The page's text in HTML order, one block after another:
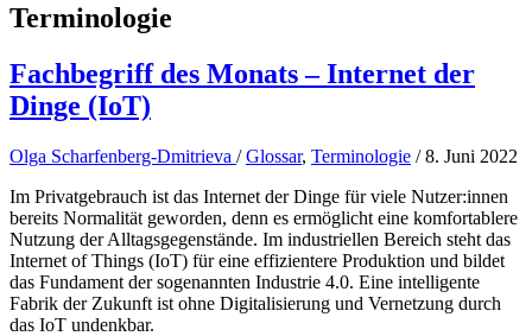
Terminologie
Fachbegriff des Monats – Internet der
Dinge (IoT)
Olga Scharfenberg-Dmitrieva /Glossar, Terminologie /8. Juni 2022
Im Privatgebrauch ist das Internet der Dinge für viele Nutzer:innen
bereits Normalität geworden, denn es ermöglicht eine komfortablere
Nutzung der Alltagsgegenstände. Im industriellen Bereich steht das
Internet of Things (IoT) für eine effizientere Produktion und bildet
das Fundament der sogenannten Industrie 4.0. Eine intelligente
Fabrik der Zukunft ist ohne Digitalisierung und Vernetzung durch
das IoT undenkbar.